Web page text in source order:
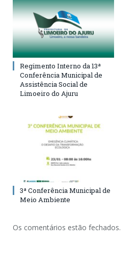
Regimento Interno da 13ª
Conferência Municipal de
Assistência Social de
Limoeiro do Ajuru
3ª Conferência Municipal de
Meio Ambiente
Os comentários estão fechados.